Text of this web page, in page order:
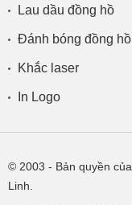
Lau dầu đồng hồ
Đánh bóng đồng hồ
Khắc laser
In Logo
© 2003 - Bản quyền
Linh.